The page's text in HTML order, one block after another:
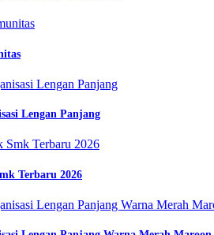
Lengan Panjang
Terbaru 2026